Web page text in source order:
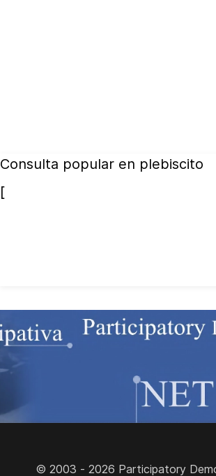
Consulta popular en plebiscito
[
© 2003 - 2026 Participatory